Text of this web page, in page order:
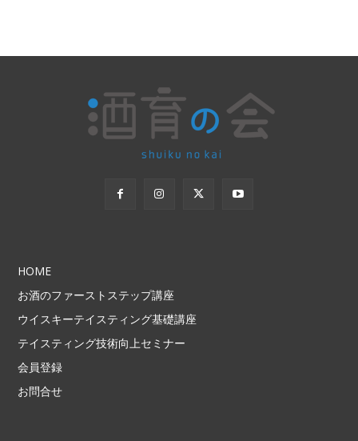
HOME
お酒のファーストステップ講座
ウイスキーテイスティング基礎講座
テイスティング技術向上セミナー
会員登録
お問合せ